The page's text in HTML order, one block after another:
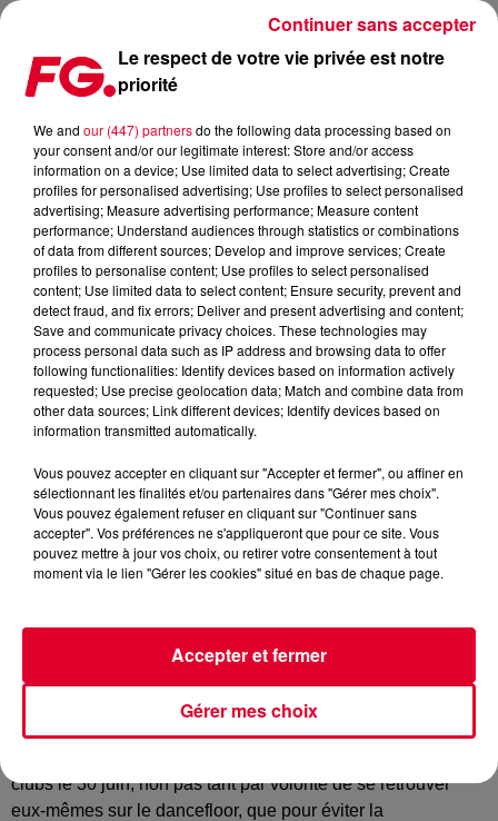
15 ÉLUS RÉCLAMENT LA RÉOUVERTURE DES CLUBS
Publié : 17 mai 2021 à 9h57 par Christophe HUBERT
Crédit :@Maurício Mascaro / Pexels
une quinzaine d’élus
forcer la main du gouvernement.
Dans une tribune publiée dans le quotidien
, ces
clubs le 30 juin, non pas tant par volonté de se retrouver
eux-mêmes sur le dancefloor, que pour éviter la
Le respect de votre vie privée est notre
priorité
We and our (447) partnersdo the following data processing based on
your consent and/or our legitimate interest: Store and/or access
information on a device; Use limited data to select advertising; Create
profiles for personalised advertising; Use profiles to select personalised
advertising; Measure advertising performance; Measure content
performance; Understand audiences through statistics or combinations
of data from different sources; Develop and improve services; Create
profiles to personalise content; Use profiles to select personalised
content; Use limited data to select content; Ensure security, prevent and
detect fraud, and fix errors; Deliver and present advertising and content;
Save and communicate privacy choices. These technologies may
process personal data such as IP address and browsing data to offer
following functionalities: Identify devices based on information actively
requested; Use precise geolocation data; Match and combine data from
other data sources; Link different devices; Identify devices based on
information transmitted automatically.
Vous pouvez accepter en cliquant sur "Accepter et fermer", ou affiner en
sélectionnant les finalités et/ou partenaires dans "Gérer mes choix".
Vous pouvez également refuser en cliquant sur "Continuer sans
accepter". Vos préférences ne s'appliqueront que pour ce site. Vous
pouvez mettre à jour vos choix, ou retirer votre consentement à tout
moment via le lien "Gérer les cookies" situé en bas de chaque page.
Gérer mes choix
Accepter et fermer
Continuer sans accepter